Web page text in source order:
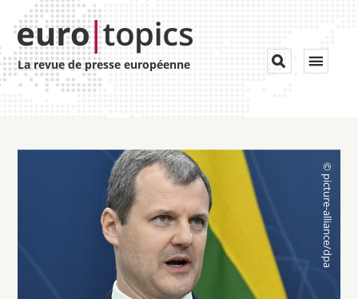
La revue de presse européenne Toggle

